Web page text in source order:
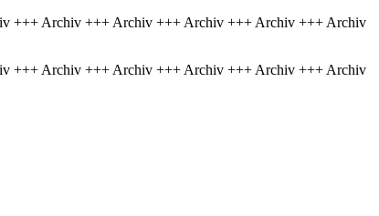
+++ Archiv +++ Archiv +++ Archiv +++ Archiv +++ Archiv
+++ Archiv +++ Archiv +++ Archiv +++ Archiv +++ Archiv